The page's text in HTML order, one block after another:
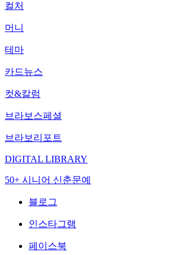
컬처
머니
테마
카드뉴스
컷&칼럼
브라보스페셜
브라보리포트
DIGITAL LIBRARY
50+ 시니어 신춘문예
블로그
인스타그램
페이스북